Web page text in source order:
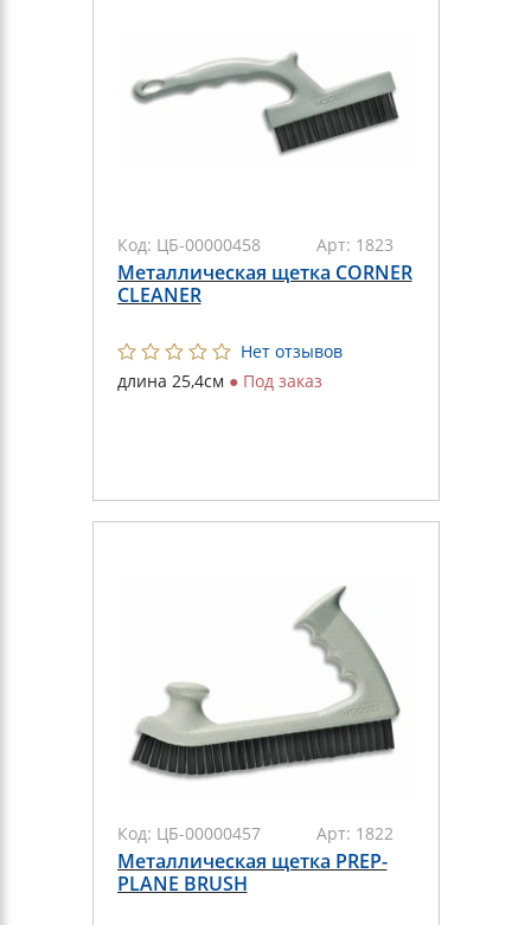
Код: ЦБ-00000458 Арт: 1823
Металлическая щетка CORNER
CLEANER
Нет отзывов
длина 25,4см ● Под заказ
Код: ЦБ-00000457 Арт: 1822
Металлическая щетка PREP-
PLANE BRUSH